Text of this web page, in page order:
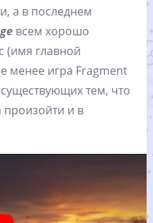
а в последнем
всем хорошо
(имя главной
менее игра Fragment
тем, что
произойти и в